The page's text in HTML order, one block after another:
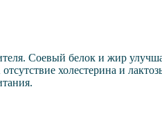
Соевый белок и жир
холестерина и